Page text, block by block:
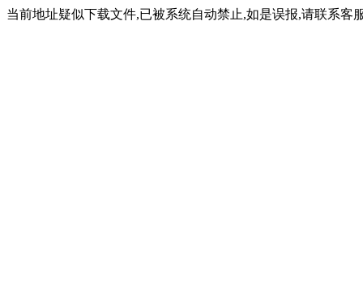
当前地址疑似下载文件,已被系统自动禁止,如是误报,请联系客